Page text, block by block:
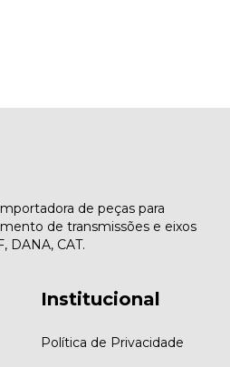
de peças para
de transmissões e eixos
DANA, CAT.
Institucional
Política de Privacidade